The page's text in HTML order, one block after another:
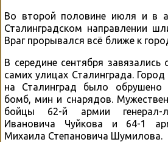
Во второй половине июля и в
Сталинградском направлении
Враг прорывался всё ближе к
В середине сентября
самих улицах Сталинграда. Город
на Сталинград было
бомб, мин и снарядов.
бойцы 62-й армии генерал-
Ивановича Чуйкова и 64-1
Михаила Степановича Шумилова.